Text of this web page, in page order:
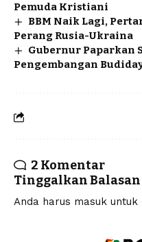
Pemuda Kristiani
BBM Naik Lagi,
Perang Rusia-Ukraina
Gubernur Paparkan
Pengembangan
2 Komentar
Tinggalkan Balasan
Anda harus masuk untuk